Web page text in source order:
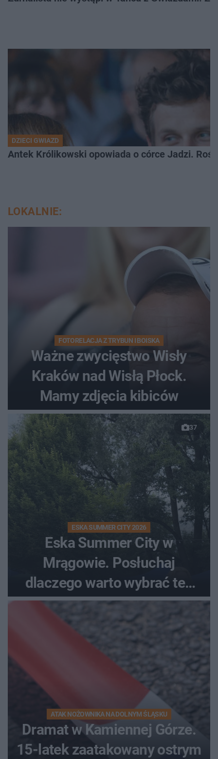
DZIECI GWIAZD
Antek Królikowski opowiada o córce Jadzi.
LOKALNIE:
FOTORELACJA Z TRYBUN I BOISKA
Ważne zwycięstwo Wisły
Kraków nad Wisłą Płock.
Mamy zdjęcia kibiców
37
ESKA SUMMER CITY 2026
Eska Summer City w
Mrągowie. Posłuchaj
dlaczego warto wybrać ten
kierunek na urlop!
ATAK NOŻOWNIKA NA DOLNYM ŚLĄSKU
Dramat w Kamiennej Górze.
15-latek zaatakowany ostrym